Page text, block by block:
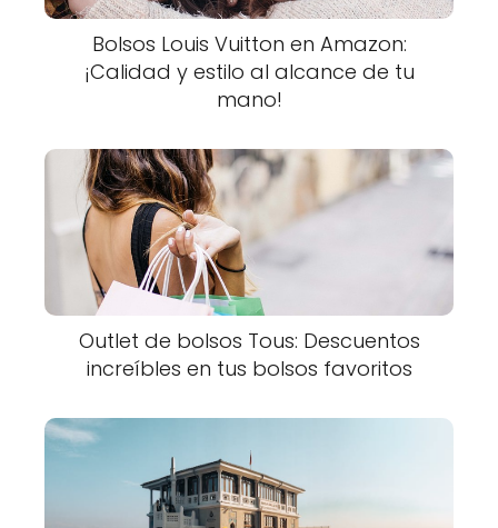
Bolsos Louis Vuitton en Amazon:
¡Calidad y estilo al alcance de tu
mano!
Outlet de bolsos Tous: Descuentos
increíbles en tus bolsos favoritos